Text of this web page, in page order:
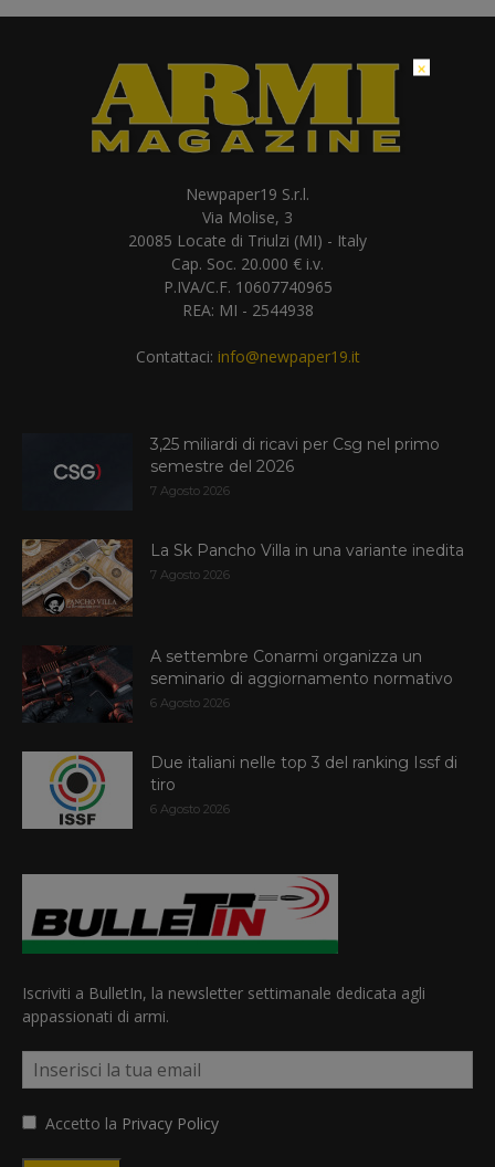
Newpaper19 S.r.l.
Via Molise, 3
20085 Locate di Triulzi (MI) - Italy
Cap. Soc. 20.000 € i.v.
P.IVA/C.F. 10607740965
REA: MI - 2544938
Contattaci: info@newpaper19.it
3,25 miliardi di ricavi per Csg nel primo
semestre del 2026
7 Agosto 2026
La Sk Pancho Villa in una variante inedita
7 Agosto 2026
A settembre Conarmi organizza un
seminario di aggiornamento normativo
6 Agosto 2026
Due italiani nelle top 3 del ranking Issf di
tiro
6 Agosto 2026
Iscriviti a BulletIn, la newsletter settimanale dedicata agli
appassionati di armi.
Accetto la Privacy Policy
×